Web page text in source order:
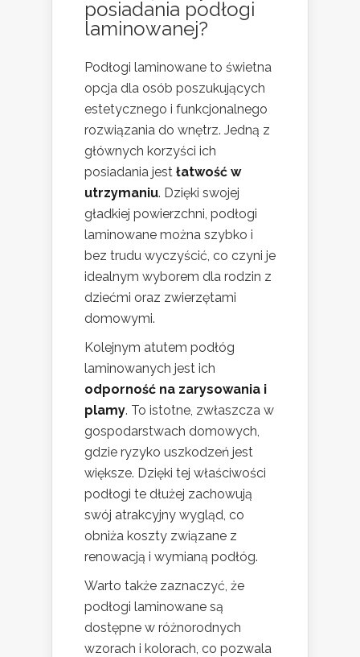
posiadania podłogi
laminowanej?
Podłogi laminowane to świetna
opcja dla osób poszukujących
estetycznego i funkcjonalnego
rozwiązania do wnętrz. Jedną z
głównych korzyści ich
posiadania jest łatwość w
utrzymaniu. Dzięki swojej
gładkiej powierzchni, podłogi
laminowane można szybko i
bez trudu wyczyścić, co czyni je
idealnym wyborem dla rodzin z
dziećmi oraz zwierzętami
domowymi.
Kolejnym atutem podłóg
laminowanych jest ich
odporność na zarysowania i
plamy. To istotne, zwłaszcza w
gospodarstwach domowych,
gdzie ryzyko uszkodzeń jest
większe. Dzięki tej właściwości
podłogi te dłużej zachowują
swój atrakcyjny wygląd, co
obniża koszty związane z
renowacją i wymianą podłóg.
Warto także zaznaczyć, że
podłogi laminowane są
dostępne w różnorodnych
wzorach i kolorach, co pozwala